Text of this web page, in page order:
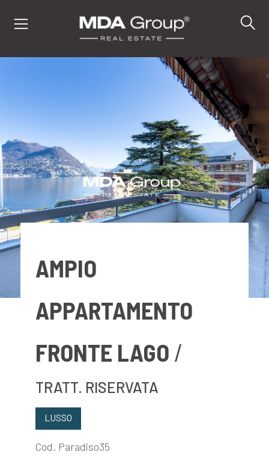
AMPIO
APPARTAMENTO
FRONTE LAGO
TRATT. RISERVATA
LUSSO
Cod. Paradiso35
IMMOBILI
ACQUISTA
NEWS
AZIENDA
CONTATTI